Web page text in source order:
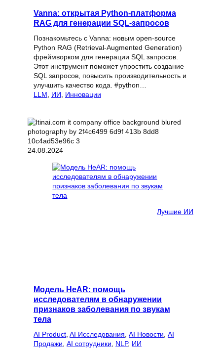
Vanna: открытая Python-платформа
RAG для генерации SQL-запросов
Познакомьтесь с Vanna: новым open-source
Python RAG (Retrieval-Augmented Generation)
фреймворком для генерации SQL запросов.
Этот инструмент поможет упростить создание
SQL запросов, повысить производительность и
улучшить качество кода. #python…
LLM, ИИ, Инновации
24.08.2024
Лучшие ИИ
Модель HeAR: помощь
исследователям в обнаружении
признаков заболевания по звукам
тела
AI Product, AI Исследования, AI Новости, AI
Продажи, AI сотрудники, NLP, ИИ